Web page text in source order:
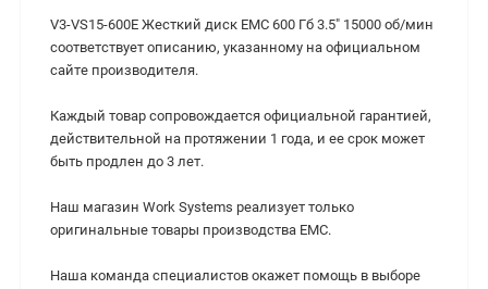
V3-VS15-600E Жесткий диск EMC 600 Гб 3.5" 15000 об/мин
cоответствует описанию, указанному на официальном
сайте производителя.
Каждый товар сопровождается официальной гарантией,
действительной на протяжении 1 года, и ее срок может
быть продлен до 3 лет.
Наш магазин Work Systems реализует только
оригинальные товары производства EMC.
Наша команда специалистов окажет помощь в выборе